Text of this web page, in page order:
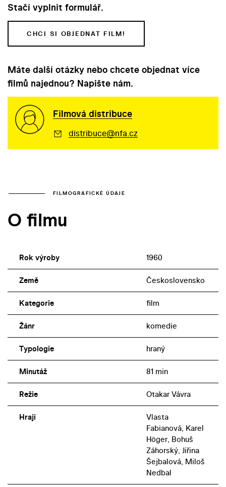
Stačí vyplnit formulář.
CHCI SI OBJEDNAT FILM!
Máte další otázky nebo chcete objednat více
filmů najednou? Napište nám.
Filmová distribuce
distribuce@nfa.cz
FILMOGRAFICKÉ ÚDAJE
O filmu
Rok výroby 1960
Země Československo
Kategorie film
Žánr komedie
Typologie hraný
Minutáž 81 min
Režie Otakar Vávra
Hrají
Vlasta
Fabianová, Karel
Höger, Bohuš
Záhorský, Jiřina
Šejbalová, Miloš
Nedbal